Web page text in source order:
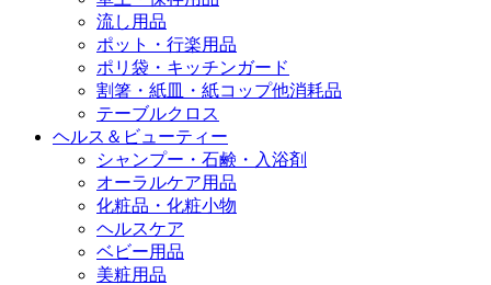
流し用品
ポット・行楽用品
ポリ袋・キッチンガード
割箸・紙皿・紙コップ他消耗品
テーブルクロス
ヘルス＆ビューティー
シャンプー・石鹸・入浴剤
オーラルケア用品
化粧品・化粧小物
ヘルスケア
ベビー用品
美粧用品